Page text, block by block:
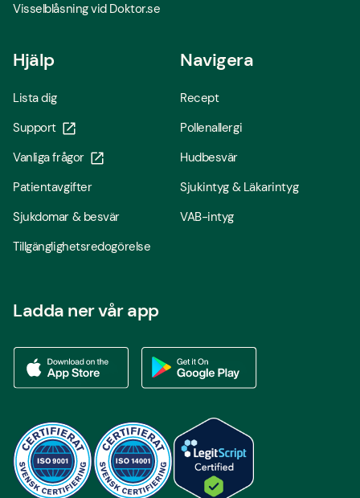
Visselblåsning vid Doktor.se
Hjälp
Lista dig
Support
Vanliga frågor
Patientavgifter
Sjukdomar & besvär
Tillgänglighetsredogörelse
Navigera
Recept
Pollenallergi
Hudbesvär
Sjukintyg & Läkarintyg
VAB-intyg
Ladda ner vår app